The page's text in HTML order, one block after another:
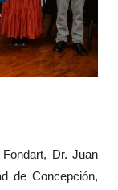
Dr. Juan
de Concepción,